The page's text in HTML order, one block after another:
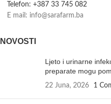
Telefon: +387 33 745 082
E mail: info@sarafarm.ba
NOVOSTI
Ljeto i urinarne
preparate mogu
22 Juna, 2026 1